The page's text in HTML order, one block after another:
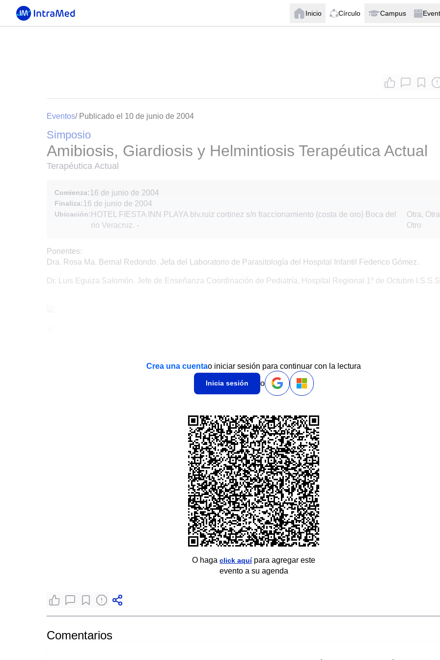
Inicio Círculo Campus
Eventos/ Publicado el 10 de junio de 2004
Simposio
Amibiosis, Giardiosis y Helmintiosis Terapéutica Actual
Terapéutica Actual
Comienza: 16 de junio de 2004
Finaliza: 16 de junio de 2004
Ubicación: HOTEL FIESTA INN PLAYA blv.ruiz cortinez s/n fraccionamiento (costa de oro) Boca del
rio Veracruz. -
Otra,
Otro
Ponentes:
Dra. Rosa Ma. Bernal Redondo. Jefa del Laboratorio de Parasitología del Hospital Infantil Federico Gómez.
Dr. Luis Eguiza Salomón. Jefe de Enseñanza Coordinación de Pediatría, Hospital Regional 1º de Octubre
Crea una cuentao iniciar sesión para continuar con la lectura
Inicia sesión o
O haga click aquípara agregar este
evento a su agenda
Comentarios